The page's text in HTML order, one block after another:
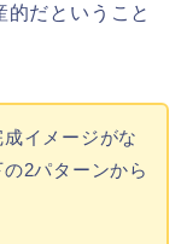
だということ
イメージがな
2パターンから